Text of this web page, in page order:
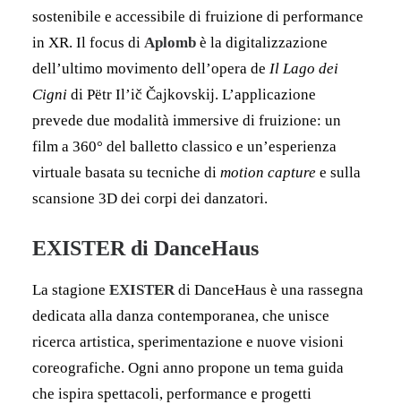
sostenibile e accessibile di fruizione di performance
in XR. Il focus di Aplomb è la digitalizzazione
dell’ultimo movimento dell’opera de Il Lago dei
Cigni di Pëtr Il’ič Čajkovskij. L’applicazione
prevede due modalità immersive di fruizione: un
film a 360° del balletto classico e un’esperienza
virtuale basata su tecniche di motion capture e sulla
scansione 3D dei corpi dei danzatori.
EXISTER di DanceHaus
La stagione EXISTERdi DanceHaus è una rassegna
dedicata alla danza contemporanea, che unisce
ricerca artistica, sperimentazione e nuove visioni
coreografiche. Ogni anno propone un tema guida
che ispira spettacoli, performance e progetti